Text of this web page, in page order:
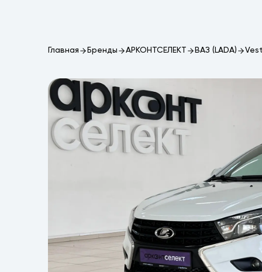
Главная Бренды АРКОНТСЕЛЕКТ ВАЗ (LADA)